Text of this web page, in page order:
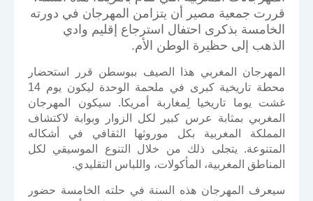
قررت جمعية مصير أن يتزامن المهرجان في دورته
الخامسة بذكرى احتفال استرجاع إقليم وادي
الذهب إلى حظيرة الوطن الأم.
المهرجان المغربي هذا الصيف ببوسطن قرر استحضار
محطة تاريخية كبرى في ملحمة الوحدة ليكون يوم 14
غشت يوما تاريخيا لِمغاربة أمريكا. سيكون المهرجان
المغربي بمثابة عرس كبير لكل الزوار وبوابة لاكتشاف
المملكة المغربية بكل موروثها الثقافي في أشكاله
المتنوعة. يتجلى ذلك من خلال التنوع الموسيقي لكل
المناطق المغربية، المأكولات، واللباس التقليدي.
سيعرف المهرجان هذه السنة في حلته الخامسة حضور